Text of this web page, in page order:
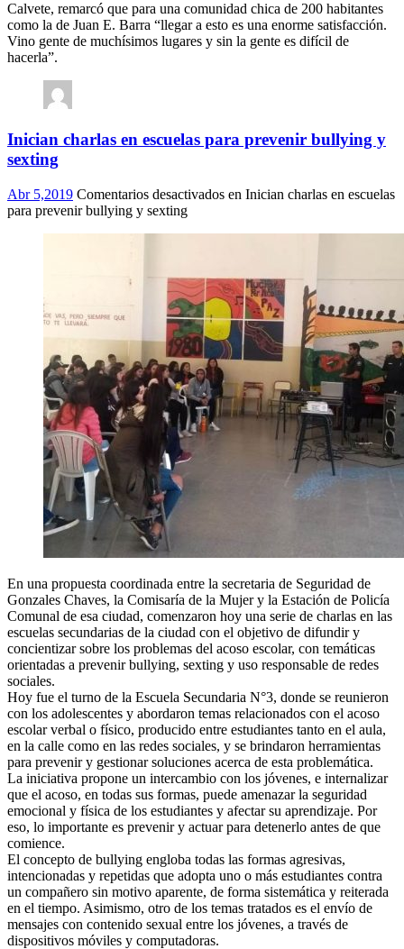
Calvete, remarcó que para una comunidad chica de 200 habitantes
como la de Juan E. Barra “llegar a esto es una enorme satisfacción.
Vino gente de muchísimos lugares y sin la gente es difícil de
hacerla”.
Inician charlas en escuelas para prevenir bullying y
sexting
Abr 5,2019 Comentarios desactivados en Inician charlas en escuelas
para prevenir bullying y sexting
En una propuesta coordinada entre la secretaria de Seguridad de
Gonzales Chaves, la Comisaría de la Mujer y la Estación de Policía
Comunal de esa ciudad, comenzaron hoy una serie de charlas en las
escuelas secundarias de la ciudad con el objetivo de difundir y
concientizar sobre los problemas del acoso escolar, con temáticas
orientadas a prevenir bullying, sexting y uso responsable de redes
sociales.
Hoy fue el turno de la Escuela Secundaria N°3, donde se reunieron
con los adolescentes y abordaron temas relacionados con el acoso
escolar verbal o físico, producido entre estudiantes tanto en el aula,
en la calle como en las redes sociales, y se brindaron herramientas
para prevenir y gestionar soluciones acerca de esta problemática.
La iniciativa propone un intercambio con los jóvenes, e internalizar
que el acoso, en todas sus formas, puede amenazar la seguridad
emocional y física de los estudiantes y afectar su aprendizaje. Por
eso, lo importante es prevenir y actuar para detenerlo antes de que
comience.
El concepto de bullying engloba todas las formas agresivas,
intencionadas y repetidas que adopta uno o más estudiantes contra
un compañero sin motivo aparente, de forma sistemática y reiterada
en el tiempo. Asimismo, otro de los temas tratados es el envío de
mensajes con contenido sexual entre los jóvenes, a través de
dispositivos móviles y computadoras.